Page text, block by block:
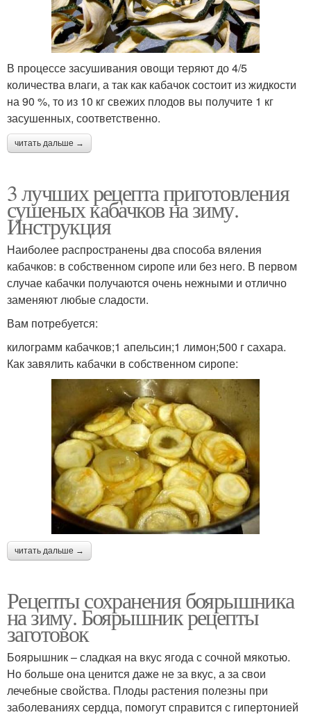
В процессе засушивания овощи теряют до 4/5
количества влаги, а так как кабачок состоит из жидкости
на 90 %, то из 10 кг свежих плодов вы получите 1 кг
засушенных, соответственно.
читать дальше →
3 лучших рецепта приготовления
сушеных кабачков на зиму.
Инструкция
Наиболее распространены два способа вяления
кабачков: в собственном сиропе или без него. В первом
случае кабачки получаются очень нежными и отлично
заменяют любые сладости.
Вам потребуется:
килограмм кабачков;1 апельсин;1 лимон;500 г сахара.
Как завялить кабачки в собственном сиропе:
читать дальше →
Рецепты сохранения боярышника
на зиму. Боярышник рецепты
заготовок
Боярышник – сладкая на вкус ягода с сочной мякотью.
Но больше она ценится даже не за вкус, а за свои
лечебные свойства. Плоды растения полезны при
заболеваниях сердца, помогут справится с гипертонией